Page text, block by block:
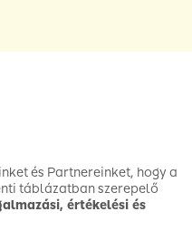
és Partnereinket, hogy a
táblázatban szerepelő
értékelési és